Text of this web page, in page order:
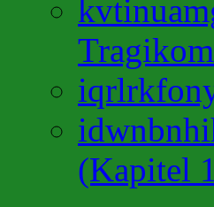
(Kapitel